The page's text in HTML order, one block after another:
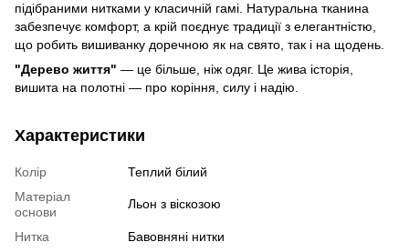
підібраними нитками у класичній гамі. Натуральна тканина
забезпечує комфорт, а крій поєднує традиції з елегантністю,
що робить вишиванку доречною як на свято, так і на щодень.
"Дерево життя" — це більше, ніж одяг. Це жива історія,
вишита на полотні — про коріння, силу і надію.
Характеристики
Колір
Теплий білий
Матеріал
основи
Льон з віскозою
Нитка
Бавовняні нитки